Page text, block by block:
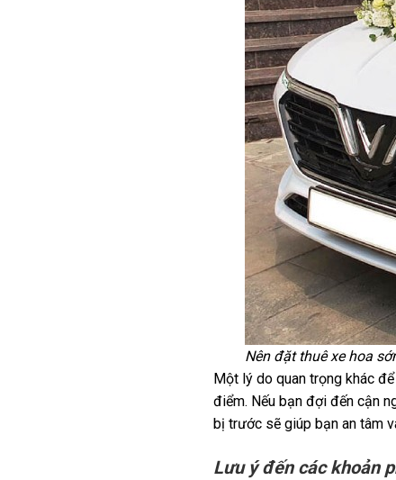
Nên đặt thuê xe hoa
Một lý do quan trọng khác
điểm. Nếu bạn đợi đến cận
bị trước sẽ giúp bạn an tâm
Lưu ý đến các khoản